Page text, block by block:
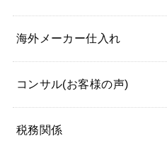
海外メーカー仕入れ
コンサル(お客様の声)
税務関係